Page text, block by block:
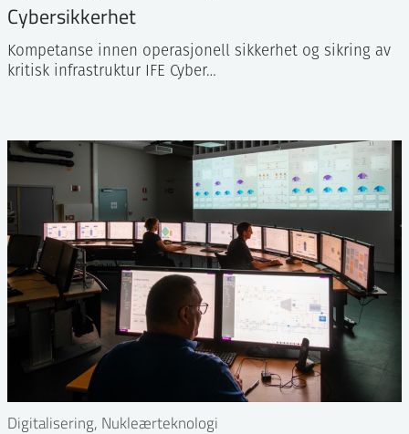
Cybersikkerhet
Kompetanse innen operasjonell sikkerhet og sikring av
kritisk infrastruktur IFE Cyber…
Digitalisering, Nukleærteknologi